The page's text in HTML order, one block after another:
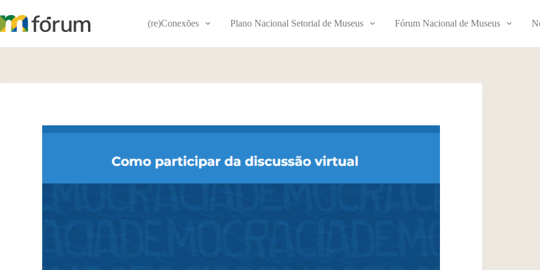
para
o
(re)Conexões Plano Nacional Setorial de Museus Fórum Nacional de Museus